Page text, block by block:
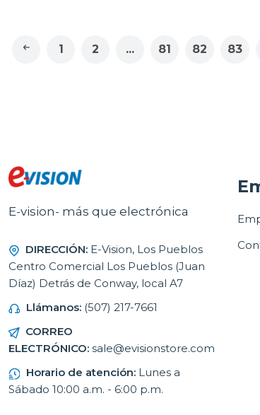
1 2 ... 81 82 83
E-vision- más que electrónica
DIRECCIÓN: E-Vision, Los Pueblos
Centro Comercial Los Pueblos (Juan
Díaz) Detrás de Conway, local A7
Llámanos: (507) 217-7661
CORREO
ELECTRÓNICO: sale@evisionstore.com
Horario de atención: Lunes a
Sábado 10:00 a.m. - 6:00 p.m.